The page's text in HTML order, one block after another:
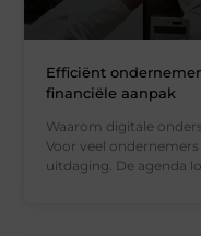
Efficiënt
financiële aanpak
Waarom digitale
Voor veel
uitdaging. De agenda